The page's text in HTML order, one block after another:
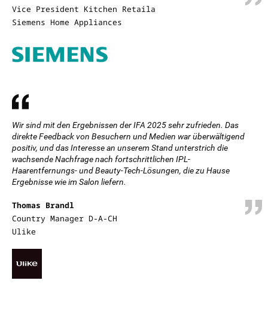
Vice President Kitchen Retaila
Siemens Home Appliances
Wir sind mit den Ergebnissen der IFA 2025 sehr zufrieden. Das
direkte Feedback von Besuchern und Medien war überwältigend
positiv, und das Interesse an unserem Stand unterstrich die
wachsende Nachfrage nach fortschrittlichen IPL-
Haarentfernungs- und Beauty-Tech-Lösungen, die zu Hause
Ergebnisse wie im Salon liefern.
Thomas Brandl
Country Manager D-A-CH
Ulike